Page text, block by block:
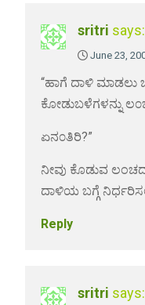
sritri says:
June 23,
“ಹಾಗೆ ದಾಳಿ ಮಾಡಲು
ಕೋಡುಬಳೆಗಳನ್ನು
ಏನ೦ತಿರಿ?”
ನೀವು ಕೊಡುವ
ದಾಳಿಯ ಬಗ್ಗೆ
Reply
sritri says: